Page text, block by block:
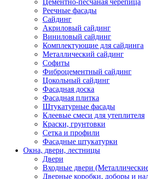
Реечные фасады
Сайдинг
Акриловый сайдинг
Виниловый сайдинг
Комплектующие для сайдинга
Металлический сайдинг
Софиты
Фиброцементный сайдинг
Цокольный сайдинг
Фасадная доска
Фасадная плитка
Штукатурные фасады
Клеевые смеси для утеплителя
Краски, грунтовки
Сетка и профили
Фасадные штукатурки
Окна, двери, лестницы
Двери
Входные двери
Дверные коробки, доборы и